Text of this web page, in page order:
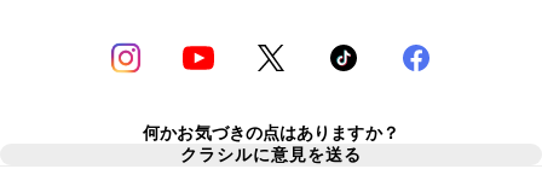
何かお気づきの点はありますか？
クラシルに意見を送る